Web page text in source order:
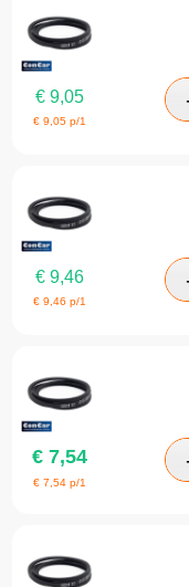
€ 9,05
€9,05 p/1
€ 9,46
€9,46 p/1
€ 7,54
€7,54 p/1